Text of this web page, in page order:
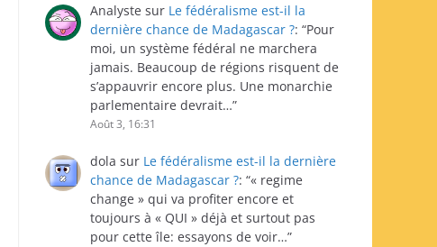
Analyste sur Le fédéralisme est-il la
dernière chance de Madagascar ?: “Pour
moi, un système fédéral ne marchera
jamais. Beaucoup de régions risquent de
s’appauvrir encore plus. Une monarchie
parlementaire devrait…”
Août 3, 16:31
dola sur Le fédéralisme est-il la dernière
chance de Madagascar ?: “« regime
change » qui va profiter encore et
toujours à « QUI » déjà et surtout pas
pour cette île: essayons de voir…”